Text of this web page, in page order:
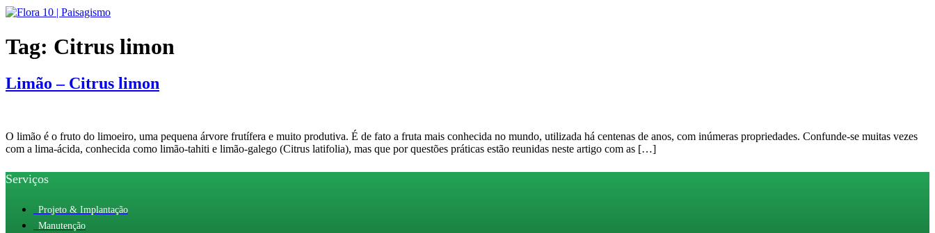
Ir
conteúdo
Tag: Citrus limon
Limão – Citrus limon
O limão é o fruto do limoeiro, uma pequena árvore frutífera e muito produtiva. É de fato a fruta mais conhecida no mundo, utilizada há centenas de anos, com inúmeras propriedades. Confunde-se muitas vezes
com a lima-ácida, conhecida como limão-tahiti e limão-galego (Citrus latifolia), mas que por questões práticas estão reunidas neste artigo com as […]
Serviços
Projeto & Implantação
Manutenção